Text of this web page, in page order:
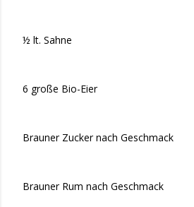
½ lt. Sahne
6 große Bio-Eier
Brauner Zucker nach Geschmack
Brauner Rum nach Geschmack